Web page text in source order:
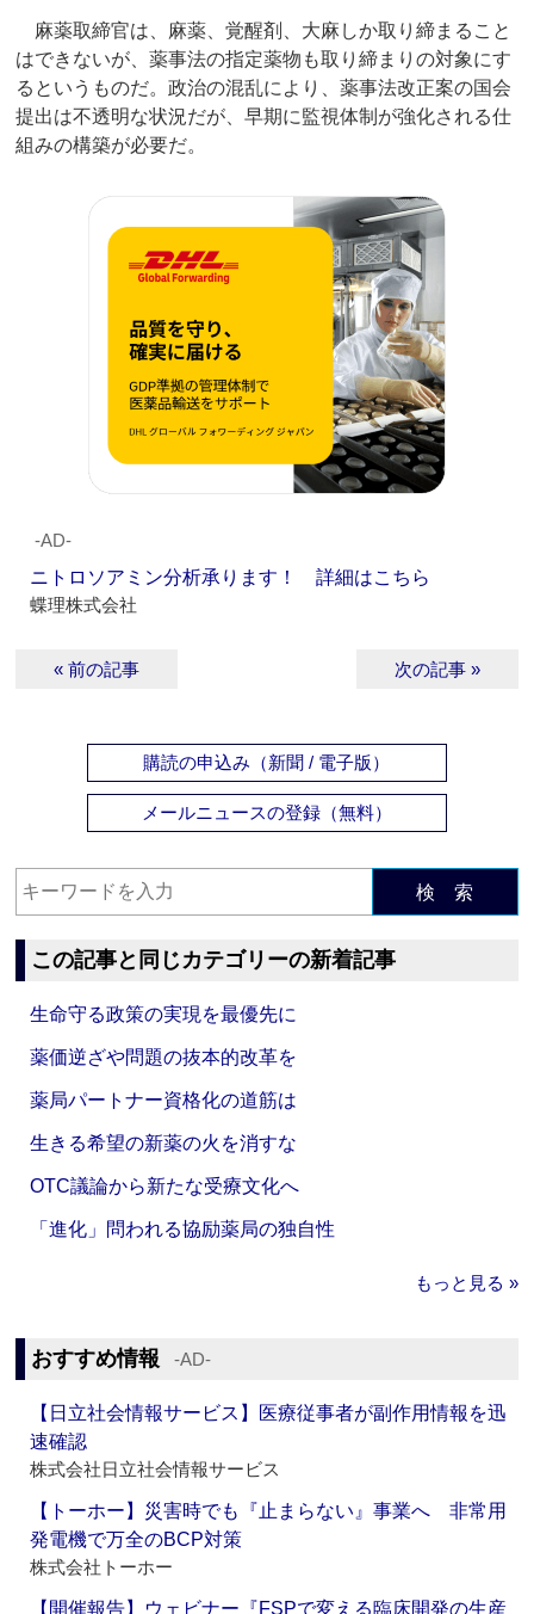
麻薬取締官は、麻薬、覚醒剤、大麻しか取り締まること
はできないが、薬事法の指定薬物も取り締まりの対象にす
るというものだ。政治の混乱により、薬事法改正案の国会
提出は不透明な状況だが、早期に監視体制が強化される仕
組みの構築が必要だ。
‐AD‐
ニトロソアミン分析承ります！ 詳細はこちら
蝶理株式会社
« 前の記事 次の記事 »
購読の申込み（新聞 / 電子版）
メールニュースの登録（無料）
検 索
この記事と同じカテゴリーの新着記事
生命守る政策の実現を最優先に
薬価逆ざや問題の抜本的改革を
薬局パートナー資格化の道筋は
生きる希望の新薬の火を消すな
OTC議論から新たな受療文化へ
「進化」問われる協励薬局の独自性
もっと見る »
おすすめ情報 ‐AD‐
【日立社会情報サービス】医療従事者が副作用情報を迅
速確認
株式会社日立社会情報サービス
【トーホー】災害時でも『止まらない』事業へ 非常用
発電機で万全のBCP対策
株式会社トーホー
【開催報告】ウェビナー『FSPで変える臨床開発の生産